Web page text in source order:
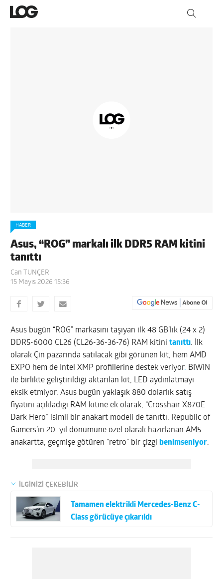
HABER
Asus, “ROG” markalı ilk DDR5 RAM kitini
tanıttı
Can TUNÇER
15 Mayıs 2026 15:36
Asus bugün “ROG” markasını taşıyan ilk 48 GB’lık (24 x 2)
DDR5-6000 CL26 (CL26-36-36-76) RAM kitinitanıttı. İlk
olarak Çin pazarında satılacak gibi görünen kit, hem AMD
EXPO hem de Intel XMP profillerine destek veriyor. BIWIN
ile birlikte geliştirildiği aktarılan kit, LED aydınlatmayı
eksik etmiyor. Asus bugün yaklaşık 880 dolarlık satış
fiyatını açıkladığı RAM kitine ek olarak, “Crosshair X870E
Dark Hero” isimli bir anakart modeli de tanıttı. Republic of
Gamers’ın 20. yıl dönümüne özel olarak hazırlanan AM5
anakartta, geçmişe götüren “retro” bir çizgi benimseniyor.
İLGİNİZİ ÇEKEBİLİR
Tamamen elektrikli Mercedes-Benz C-
Class görücüye çıkarıldı